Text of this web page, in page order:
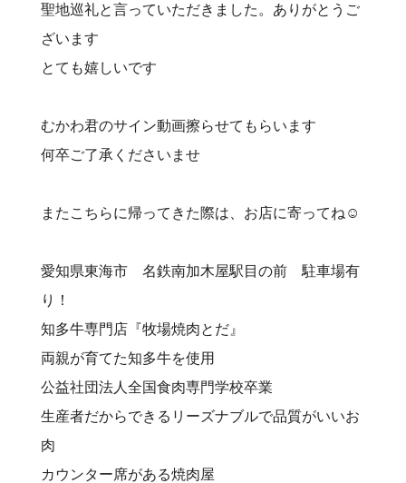
聖地巡礼と言っていただきました。ありがとうご
ざいます
とても嬉しいです
むかわ君のサイン動画擦らせてもらいます
何卒ご了承くださいませ
またこちらに帰ってきた際は、お店に寄ってね☺️
愛知県東海市 名鉄南加木屋駅目の前 駐車場有
り！⠀
知多牛専門店『牧場焼肉とだ』⠀
両親が育てた知多牛を使用⠀
公益社団法人全国食肉専門学校卒業⠀
生産者だからできるリーズナブルで品質がいいお
肉⠀
カウンター席がある焼肉屋⠀